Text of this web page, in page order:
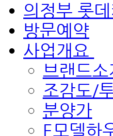
의정부 롯
방문예약
사업개요
브랜드소
조감도/
분양가
E모델하